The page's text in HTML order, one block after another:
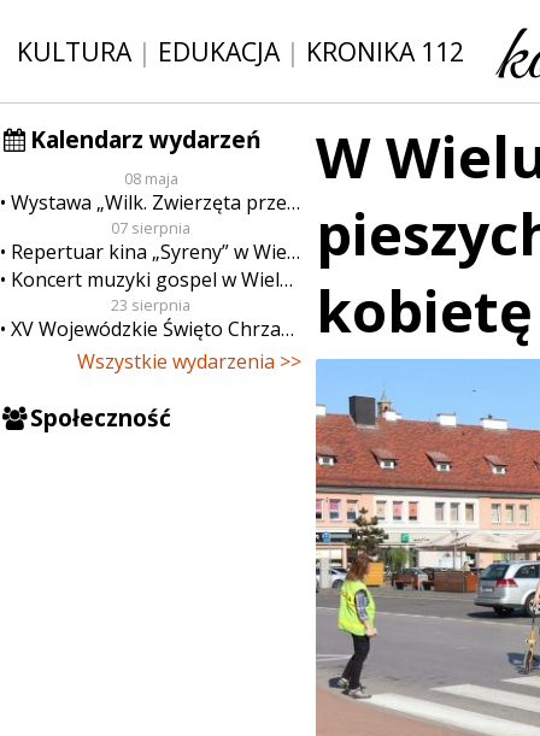
KULTURA| EDUKACJA| KRONIKA 112
Kalendarz wydarzeń
08 maja
Wystawa „Wilk. Zwierzęta przeklęte”
07 sierpnia
Repertuar kina „Syreny” w Wieluniu w dn. od 7 do 13 sierpnia
Koncert muzyki gospel w Wieluniu
23 sierpnia
XV Wojewódzkie Święto Chrzanu
Wszystkie wydarzenia >>
Społeczność
W
kobietę